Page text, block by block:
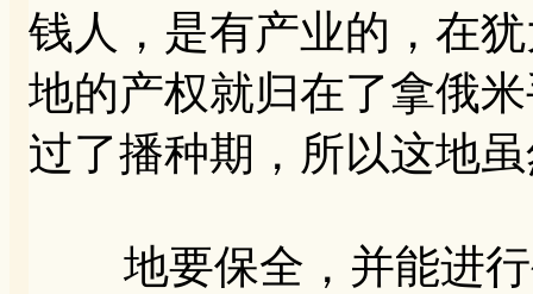
钱人，是有产业的，在
地的产权就归在了拿俄
过了播种期，所以这地
地要保全，并能进行